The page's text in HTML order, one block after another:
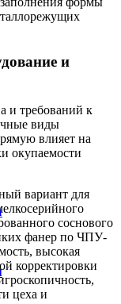
и
и требований к
виды
влияет на
окупаемости
вариант для
соснового
фанер по ЧПУ-
высокая
корректировки
цеха и